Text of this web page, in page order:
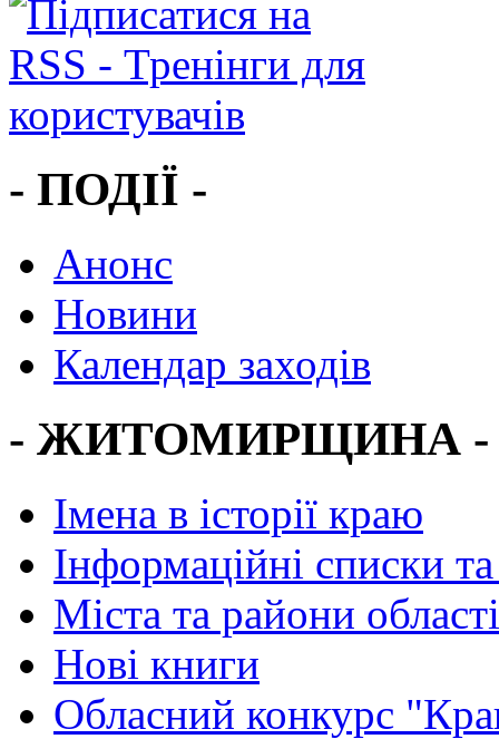
- ПОДІЇ -
Анонс
Новини
Календар заходів
- ЖИТОМИРЩИНА -
Імена в історії краю
Інформаційні списки
Міста та райони області
Нові книги
Обласний конкурс